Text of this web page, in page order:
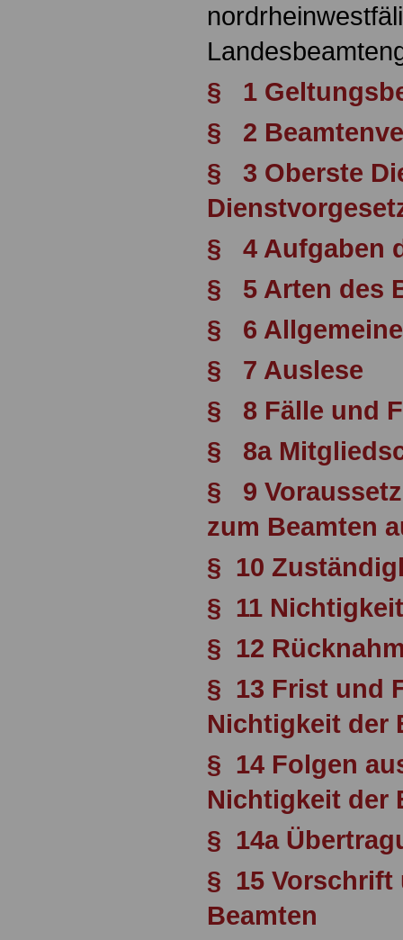
§ 1
§ 2
§ 3 Oberste
§ 4 Aufgaben
§ 5 Arten des
§ 6
§ 7 Auslese
§ 8 Fälle und
§ 8a
§ 9
zum Beamten
§ 10
§ 11
§ 12
§ 13 Frist und
Nichtigkeit der
§ 14 Folgen
Nichtigkeit der
§ 14a
§ 15 Vorschrift
Beamten